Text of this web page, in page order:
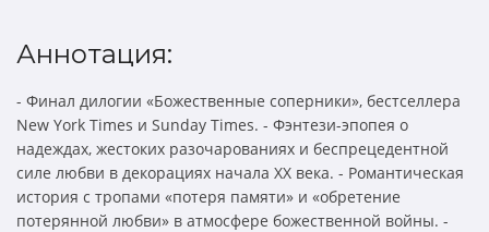
Аннотация:
- Финал дилогии «Божественные соперники», бестселлера
New York Times и Sunday Times. - Фэнтези-эпопея о
надеждах, жестоких разочарованиях и беспрецедентной
силе любви в декорациях начала ХХ века. - Романтическая
история с тропами «потеря памяти» и «обретение
потерянной любви» в атмосфере божественной войны. -